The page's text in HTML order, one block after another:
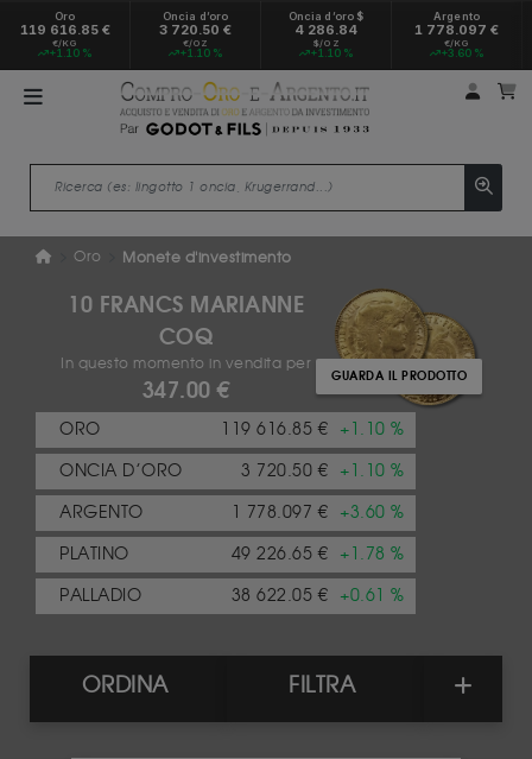
Oro
119 616.85 €
€/KG
+1.10 %
Oncia d’oro
3 720.50 €
€/OZ
+1.10 %
Oncia d’oro $
4 286.84
$/OZ
+1.10 %
Argento
1 778.097 €
€/KG
+3.60 %
Il mio
Oro Monete d'investimento
10 FRANCS MARIANNE
COQ
In questo momento in vendita per
347.00 € GUARDA IL PRODOTTO
ORO 119 616.85 € +1.10 %
ONCIA D’ORO 3 720.50 € +1.10 %
ARGENTO 1 778.097 € +3.60 %
PLATINO 49 226.65 € +1.78 %
PALLADIO 38 622.05 € +0.61 %
ORDINA FILTRA